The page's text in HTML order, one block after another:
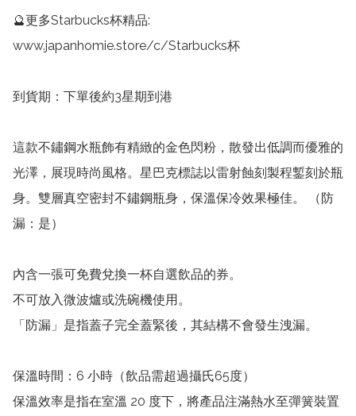
🔮更多Starbucks杯精品:
www.japanhomie.store/c/Starbucks杯
到貨期：下單後約3星期到港
這款不鏽鋼水瓶飾有精緻的金色閃粉，散發出低調而優雅的
光澤，展現時尚風格。星巴克標誌以雷射蝕刻製程鏨刻於瓶
身。雙層真空密封不鏽鋼瓶身，保溫保冷效果極佳。 （防
漏：是）
內含一張可免費兌換一杯自選飲品的券。
不可放入微波爐或洗碗機使用。
「防漏」是指蓋子完全蓋緊後，其結構不會發生洩漏。
保溫時間：6 小時（飲品需超過攝氏65度）
保溫效率是指在室溫 20 度下，將產品注滿熱水至彈簧裝置